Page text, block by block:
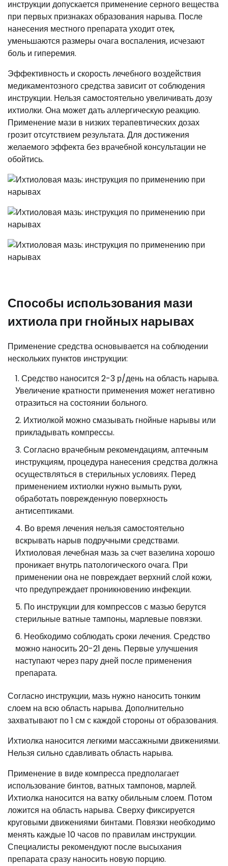
инструкции допускается применение серного вещества
при первых признаках образования нарыва. После
нанесения местного препарата уходит отек,
уменьшаются размеры очага воспаления, исчезают
боль и гиперемия.
Эффективность и скорость лечебного воздействия
медикаментозного средства зависит от соблюдения
инструкции. Нельзя самостоятельно увеличивать дозу
ихтиолки. Она может дать аллергическую реакцию.
Применение мази в низких терапевтических дозах
грозит отсутствием результата. Для достижения
желаемого эффекта без врачебной консультации не
обойтись.
Способы использования мази
ихтиола при гнойных нарывах
Применение средства основывается на соблюдении
нескольких пунктов инструкции:
Средство наносится 2-3 р/день на область нарыва.
Увеличение кратности применения может негативно
отразиться на состоянии больного.
Ихтиолкой можно смазывать гнойные нарывы или
прикладывать компрессы.
Согласно врачебным рекомендациям, аптечным
инструкциям, процедура нанесения средства должна
осуществляться в стерильных условиях. Перед
применением ихтиолки нужно вымыть руки,
обработать поврежденную поверхность
антисептиками.
Во время лечения нельзя самостоятельно
вскрывать нарыв подручными средствами.
Ихтиоловая лечебная мазь за счет вазелина хорошо
проникает внутрь патологического очага. При
применении она не повреждает верхний слой кожи,
что предупреждает проникновению инфекции.
По инструкции для компрессов с мазью берутся
стерильные ватные тампоны, марлевые повязки.
Необходимо соблюдать сроки лечения. Средство
можно наносить 20-21 день. Первые улучшения
наступают через пару дней после применения
препарата.
Согласно инструкции, мазь нужно наносить тонким
слоем на всю область нарыва. Дополнительно
захватывают по 1 см с каждой стороны от образования.
Ихтиолка наносится легкими массажными движениями.
Нельзя сильно сдавливать область нарыва.
Применение в виде компресса предполагает
использование бинтов, ватных тампонов, марлей.
Ихтиолка наносится на ватку обильным слоем. Потом
ложится на область нарыва. Сверху фиксируется
круговыми движениями бинтами. Повязки необходимо
менять каждые 10 часов по правилам инструкции.
Специалисты рекомендуют после высыхания
препарата сразу наносить новую порцию.